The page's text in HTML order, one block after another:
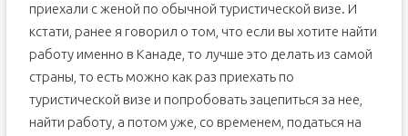
приехали с женой по обычной туристической визе. И
кстати, ранее я говорил о том, что если вы хотите найти
работу именно в Канаде, то лучше это делать из самой
страны, то есть можно как раз приехать по
туристической визе и попробовать зацепиться за нее,
найти работу, а потом уже, со временем, податься на